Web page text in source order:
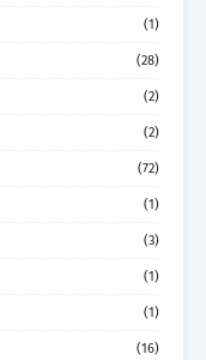
(1)
(28)
(2)
(2)
(72)
(1)
(3)
(1)
(1)
(16)